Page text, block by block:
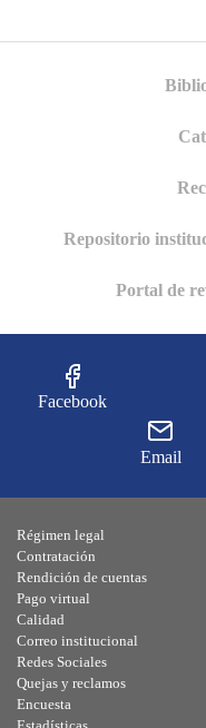
Repositorio
Portal de
Facebook
Email
Régimen legal
Contratación
Rendición de cuentas
Pago virtual
Calidad
Correo institucional
Redes Sociales
Quejas y reclamos
Encuesta